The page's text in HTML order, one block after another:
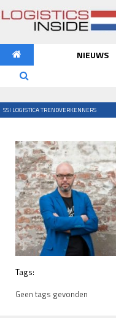
NIEUWS
SSI LOGISTICA TRENDVERKENNERS
Tags:
Geen tags gevonden